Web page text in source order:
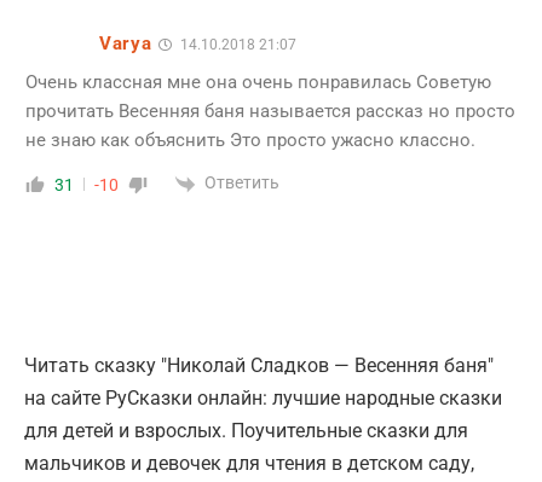
Varya 14.10.2018 21:07
Очень классная мне она очень понравилась Советую
прочитать Весенняя баня называется рассказ но просто
не знаю как объяснить Это просто ужасно классно.
31 -10 Ответить
Читать сказку "Николай Сладков — Весенняя баня"
на сайте РуСказки онлайн: лучшие народные сказки
для детей и взрослых. Поучительные сказки для
мальчиков и девочек для чтения в детском саду,